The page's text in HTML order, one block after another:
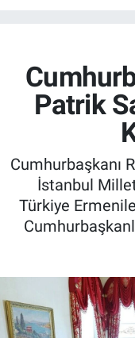
Patrik
Cumhurbaşkanı
İstanbul
Türkiye
Ekonomi
İnanç
Kadın & Aile
Sağlık
Siyaset
Son Dakika